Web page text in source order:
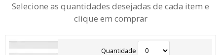
Selecione as quantidades desejadas de cada item e
clique em comprar
Quantidade